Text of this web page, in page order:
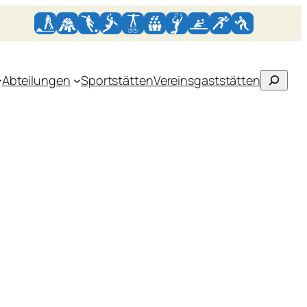
Abteilungen SportstättenVereinsgaststättenSuchen